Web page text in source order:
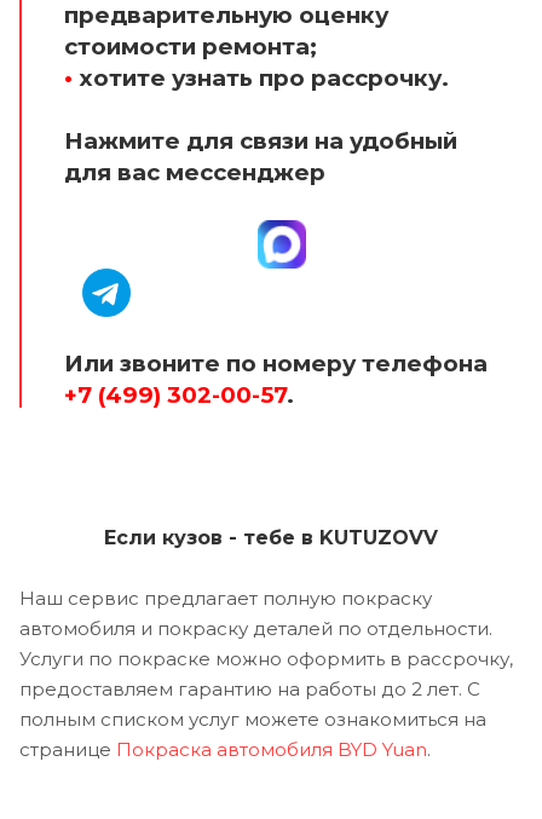
предварительную оценку
стоимости ремонта;
• хотите узнать про рассрочку.
Нажмите для связи на удобный
для вас мессенджер
Или звоните по номеру телефона
+7 (499) 302-00-57.
Если кузов - тебе в KUTUZOVV
Наш сервис предлагает полную покраску
автомобиля и покраску деталей по отдельности.
Услуги по покраске можно оформить в рассрочку,
предоставляем гарантию на работы до 2 лет. С
полным списком услуг можете ознакомиться на
странице Покраска автомобиля BYD Yuan.